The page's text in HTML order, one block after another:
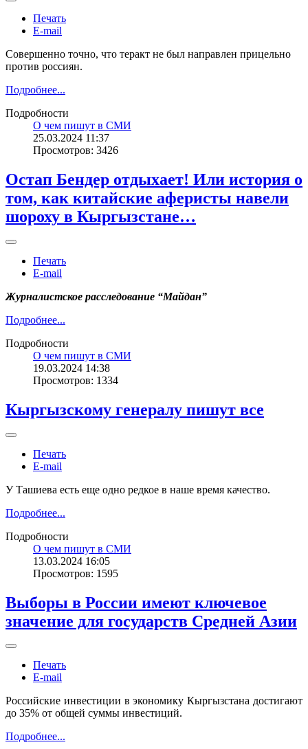
Печать
E-mail
Совершенно точно, что теракт не был направлен прицельно
против россиян.
Подробнее...
Подробности
О чем пишут в СМИ
25.03.2024 11:37
Просмотров: 3426
Остап Бендер отдыхает! Или история о
том, как китайские аферисты навели
шороху в Кыргызстане…
Печать
E-mail
Журналистское расследование “Майдан”
Подробнее...
Подробности
О чем пишут в СМИ
19.03.2024 14:38
Просмотров: 1334
Кыргызскому генералу пишут все
Печать
E-mail
У Ташиева есть еще одно редкое в наше время качество.
Подробнее...
Подробности
О чем пишут в СМИ
13.03.2024 16:05
Просмотров: 1595
Выборы в России имеют ключевое
значение для государств Средней Азии
Печать
E-mail
Российские инвестиции в экономику Кыргызстана достигают
до 35% от общей суммы инвестиций.
Подробнее...